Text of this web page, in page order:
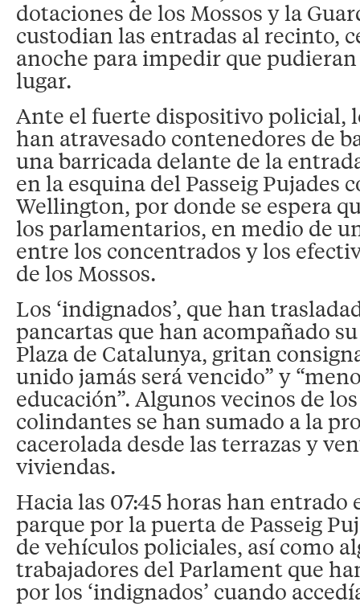
dotaciones de los Mossos y la
custodian las entradas al recinto,
anoche para impedir que
lugar.
Ante el fuerte dispositivo policial,
han atravesado contenedores de
una barricada delante de la
en la esquina del Passeig Pujades
Wellington, por donde se espera
los parlamentarios, en medio de
entre los concentrados y los
de los Mossos.
Los ‘indignados’, que han
pancartas que han acompañado
Plaza de Catalunya, gritan
unido jamás será vencido” y
educación”. Algunos vecinos de
colindantes se han sumado a la
cacerolada desde las terrazas y
viviendas.
Hacia las 07:45 horas han entrado
parque por la puerta de Passeig
de vehículos policiales, así como
trabajadores del Parlament que
por los ‘indignados’ cuando